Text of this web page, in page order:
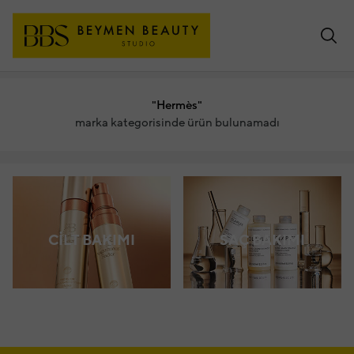
"Hermès"
marka kategorisinde ürün bulunamadı
CİLT BAKIMI SAÇ BAKIMI